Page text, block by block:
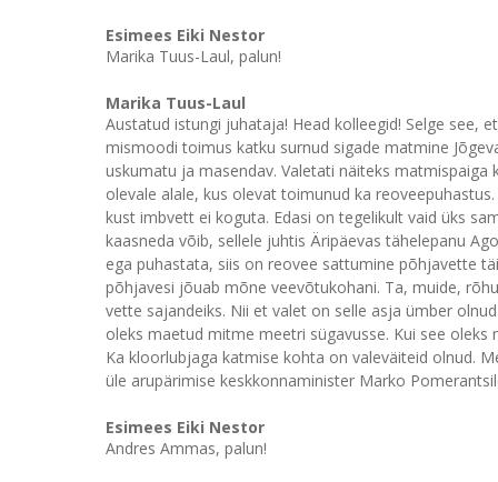
Esimees Eiki Nestor
Marika Tuus-Laul, palun!
Marika Tuus-Laul
Austatud istungi juhataja! Head kolleegid! Selge see,
mismoodi toimus katku surnud sigade matmine
uskumatu ja masendav. Valetati näiteks
olevale alale, kus olevat toimunud ka
kust imbvett ei koguta. Edasi on tegelikult vaid üks
kaasneda võib, sellele juhtis Äripäevas tähelepanu
ega puhastata, siis on reovee sattumine põhjavette
põhjavesi jõuab mõne veevõtukohani. Ta, muide,
vette sajandeiks. Nii et valet on selle asja ümber
oleks maetud mitme meetri sügavusse. Kui see
Ka kloorlubjaga katmise kohta on valeväiteid olnud.
üle arupärimise keskkonnaminister Marko
Esimees Eiki Nestor
Andres Ammas, palun!